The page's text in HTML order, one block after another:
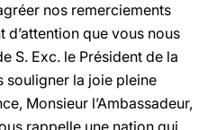
nos remerciements
d’attention que vous nous
S. Exc. le Président de la
souligner la joie pleine
Monsieur l’Ambassadeur,
rappelle une nation qui